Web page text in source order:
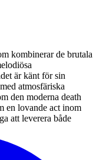
kombinerar de brutala
är känt för sin
atmosfäriska
den moderna death
en lovande act inom
att leverera både